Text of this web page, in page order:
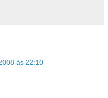
às 22:10